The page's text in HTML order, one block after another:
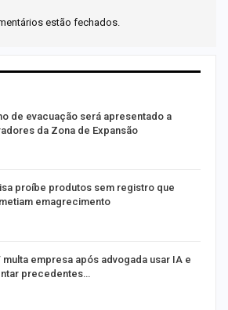
estão fechados.
de evacuação será apresentado a
da Zona de Expansão
proíbe produtos sem registro que
emagrecimento
multa empresa após advogada usar IA e
precedentes…